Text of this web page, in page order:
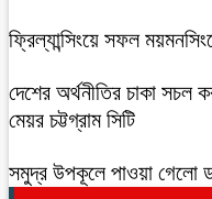
ফ্রিল্যান্সিংয়ে সফল
দেশের অর্থনীতির চাকা সচল
মেয়র চট্টগ্রাম সিটি
সমুদ্র উপকূলে পাওয়া গেলো